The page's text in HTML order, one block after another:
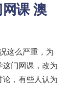
课澳
这么严重，为
门网课，改为
，有些人认为